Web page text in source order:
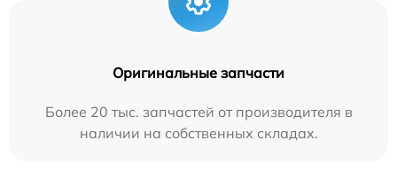
Оригинальные запчасти
Более 20 тыс. запчастей от производителя в
наличии на собственных складах.